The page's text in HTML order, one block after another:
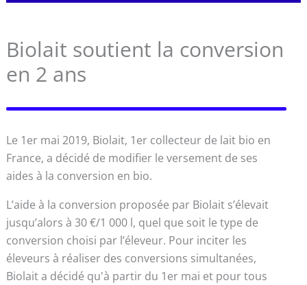
Biolait soutient la conversion
en 2 ans
Le 1er mai 2019, Biolait, 1er collecteur de lait bio en
France, a décidé de modifier le versement de ses
aides à la conversion en bio.
L’aide à la conversion proposée par Biolait s’élevait
jusqu’alors à 30 €/1 000 l, quel que soit le type de
conversion choisi par l’éleveur. Pour inciter les
éleveurs à réaliser des conversions simultanées,
Biolait a décidé qu'à partir du 1er mai et pour tous